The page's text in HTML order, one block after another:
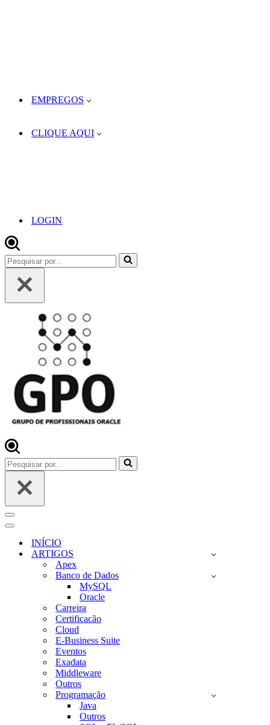
EMPREGOS
CLIQUE AQUI
LOGIN
Pesquisar
por...
Pesquisar
por...
Menu
de
navegação
Menu
navegaçãoINÍCIO
ARTIGOS
Apex
Banco de Dados
MySQL
Oracle
Carreira
Certificacão
Cloud
E-Business Suite
Eventos
Exadata
Middleware
Outros
Programação
Java
Outros